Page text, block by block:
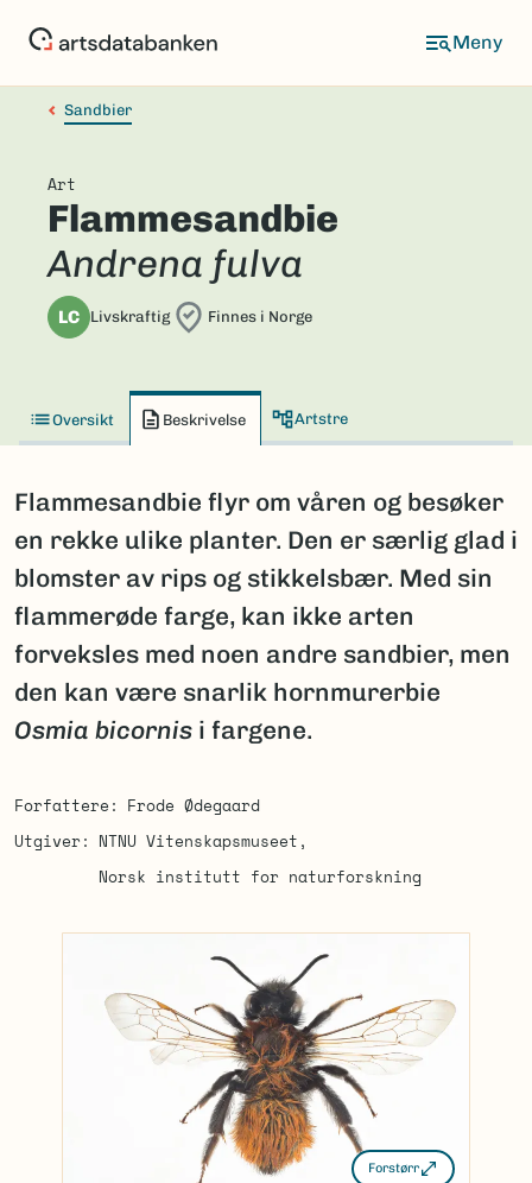
Sandbier
Art
Flammesandbie
Andrena fulva
LC Livskraftig Finnes i Norge
Oversikt Beskrivelse Artstre
Flammesandbie flyr om våren og besøker
en rekke ulike planter. Den er særlig glad i
blomster av rips og stikkelsbær. Med sin
flammerøde farge, kan ikke arten
forveksles med noen andre sandbier, men
den kan være snarlik hornmurerbie
Osmia bicornis i fargene.
Forfattere
Frode Ødegaard
Utgiver
NTNU Vitenskapsmuseet
Norsk institutt for naturforskning
Forstørr